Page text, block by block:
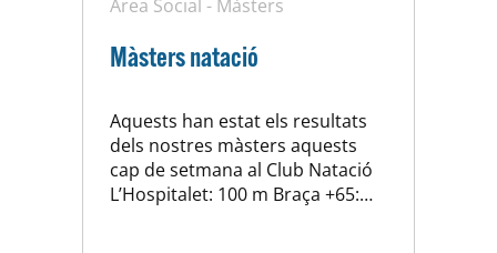
Àrea Social - Màsters
Màsters natació
Aquests han estat els resultats
dels nostres màsters aquests
cap de setmana al Club Natació
L’Hospitalet: 100 m Braça +65: